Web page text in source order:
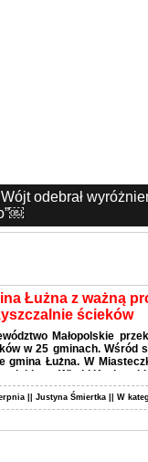
odebrał
Łużna z ważną
ścieków
Małopolskie
w 25 gminach. Wśród
gmina Łużna. W
Witold Kozłowski.
|| Justyna Śmiertka || W